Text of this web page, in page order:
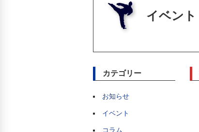
イベント
カテゴリー
お知らせ
イベント
コラム